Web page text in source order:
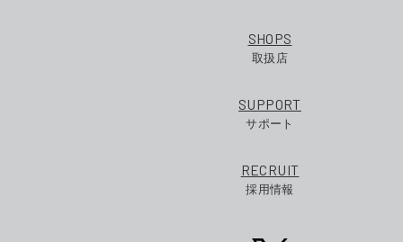
SHOPS
取扱店
SUPPORT
サポート
RECRUIT
採用情報